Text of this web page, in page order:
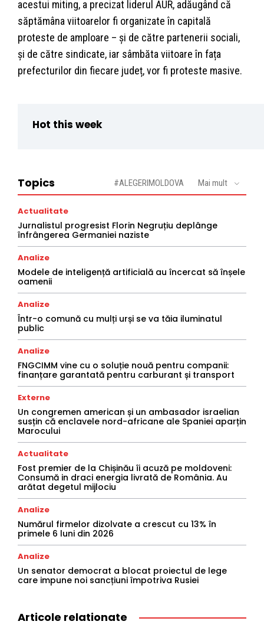
acestui miting, a precizat liderul AUR, adăugând că
săptămâna viitoarelor fi organizate în capitală
proteste de amploare – și de către partenerii sociali,
și de către sindicate, iar sâmbăta viitoare în fața
prefecturilor din fiecare județ, vor fi proteste masive.
Hot this week
Topics #ALEGERIMOLDOVA Mai mult
Actualitate
Jurnalistul progresist Florin Negruțiu deplânge
înfrângerea Germaniei naziste
Analize
Modele de inteligență artificială au încercat să înșele
oamenii
Analize
Într-o comună cu mulți urși se va tăia iluminatul
public
Analize
FNGCIMM vine cu o soluție nouă pentru companii:
finanțare garantată pentru carburant și transport
Externe
Un congremen american și un ambasador israelian
susțin că enclavele nord-africane ale Spaniei aparțin
Marocului
Actualitate
Fost premier de la Chișinău îi acuză pe moldoveni:
Consumă in draci energia livrată de România. Au
arătat degetul mijlociu
Analize
Numărul firmelor dizolvate a crescut cu 13% în
primele 6 luni din 2026
Analize
Un senator democrat a blocat proiectul de lege
care impune noi sancțiuni împotriva Rusiei
Articole relationate